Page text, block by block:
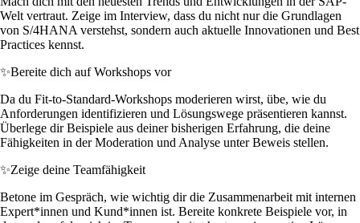
Welt vertraut. Zeige im Interview, dass du nicht nur die Grundlagen
von S/4HANA verstehst, sondern auch aktuelle Innovationen und Best
Practices kennst.
✨Bereite dich auf Workshops vor
Da du Fit-to-Standard-Workshops moderieren wirst, übe, wie du
Anforderungen identifizieren und Lösungswege präsentieren kannst.
Überlege dir Beispiele aus deiner bisherigen Erfahrung, die deine
Fähigkeiten in der Moderation und Analyse unter Beweis stellen.
✨Zeige deine Teamfähigkeit
Betone im Gespräch, wie wichtig dir die Zusammenarbeit mit internen
Expert*innen und Kund*innen ist. Bereite konkrete Beispiele vor, in